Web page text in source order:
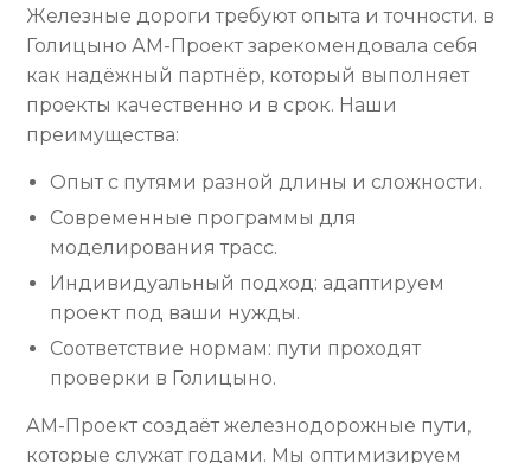
Железные дороги требуют опыта и точности. в
Голицыно АМ-Проект зарекомендовала себя
как надёжный партнёр, который выполняет
проекты качественно и в срок. Наши
преимущества:
Опыт с путями разной длины и сложности.
Современные программы для
моделирования трасс.
Индивидуальный подход: адаптируем
проект под ваши нужды.
Соответствие нормам: пути проходят
проверки в Голицыно.
АМ-Проект создаёт железнодорожные пути,
которые служат годами. Мы оптимизируем